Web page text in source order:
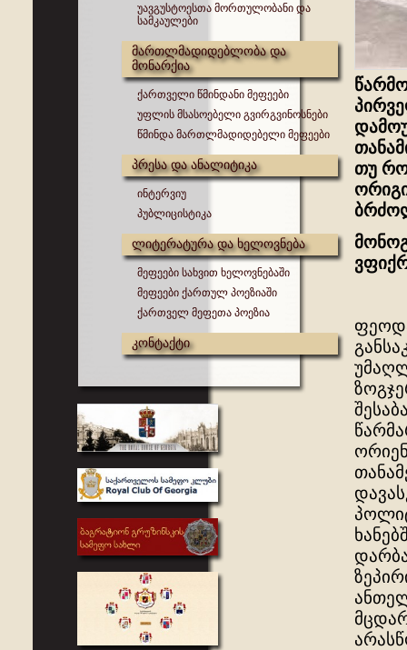
უავგუსტოესთა მორთულობანი და
სამკაულები
მართლმადიდებლობა და
მონარქია
ქართველი წმინდანი მეფეები
უფლის მსასოებელი გვირგვინოსნები
წმინდა მართლმადიდებელი მეფეები
პრესა და ანალიტიკა
ინტერვიუ
პუბლიცისტიკა
ლიტერატურა და ხელოვნება
მეფეები სახვით ხელოვნებაში
მეფეები ქართულ პოეზიაში
ქართველ მეფეთა პოეზია
კონტაქტი
თუ